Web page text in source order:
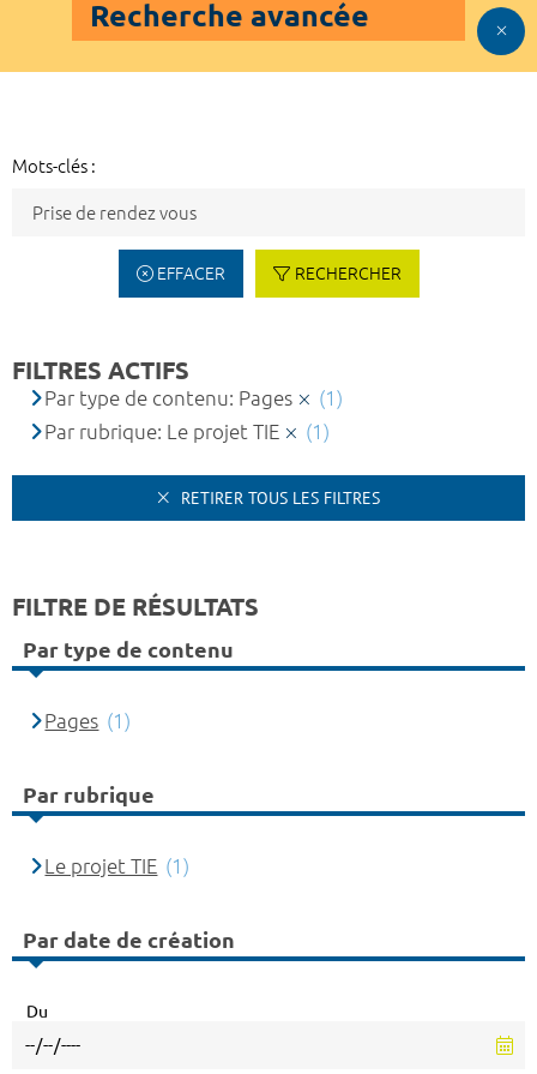
Recherche avancée
Mots-clés :
EFFACER RECHERCHER
FILTRES ACTIFS
Par type de contenu: Pages
(1)
Par rubrique: Le projet TIE
(1)
RETIRER TOUS LES FILTRES
FILTRE DE RÉSULTATS
Par type de contenu
Pages (1)
Par rubrique
Le projet TIE (1)
Par date de création
Du